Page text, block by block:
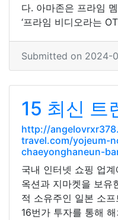
다. 아마존은 프라임
‘프라임 비디오라는
Submitted on 2024-
15 최신 트
http://
travel.com/yojeum-
chaeyonghaneun-
국내 인터넷 쇼핑 업
옥션과 지마켓을 보유
적 소유주인 일본 소
16번가 투자를 통해